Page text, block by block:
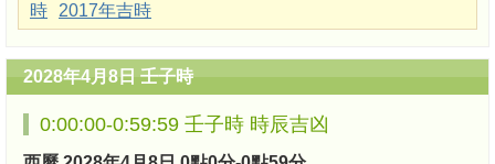
時
2017年吉時
2028年4月8日 壬子時
0:00:00-0:59:59 壬子時 時辰吉凶